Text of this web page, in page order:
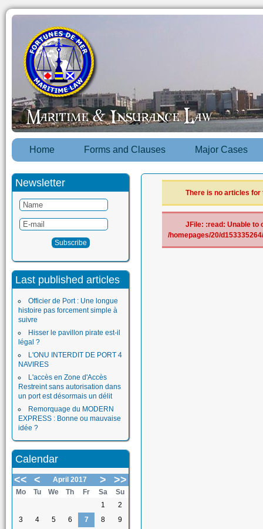
Home Forms and Clauses Major Cases
Newsletter
Last published articles
Officier de Port : Une longue
histoire pas forcement simple à
suivre
Hisser le pavillon pirate est-il
légal ?
L'ONU INTERDIT DE PORT 4
NAVIRES
L'accès en Zone d'Accès
Restreint sans autorisation dans
un port est désormais un délit
Remorquage du MODERN
EXPRESS : Bonne ou mauvaise
idée ?
Calendar
<<
< April 2017 > >>
Mo Tu We Th Fr Sa
Su
1
2
3
4 5 6 7 8
9
There is no articles for
JFile: :read: Unable to
/homepages/20/